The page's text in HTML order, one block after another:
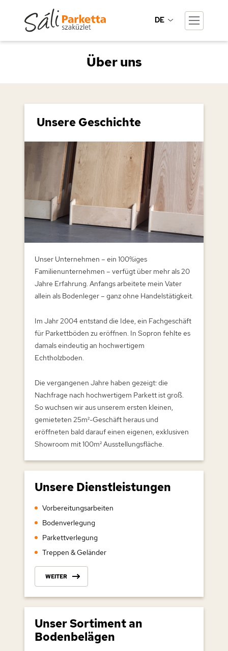
DE
Über uns
Unsere Geschichte
Unser Unternehmen – ein 100%iges
Familienunternehmen – verfügt über mehr als 20
Jahre Erfahrung. Anfangs arbeitete mein Vater
allein als Bodenleger – ganz ohne Handelstätigkeit.
Im Jahr 2004 entstand die Idee, ein Fachgeschäft
für Parkettböden zu eröffnen. In Sopron fehlte es
damals eindeutig an hochwertigem
Echtholzboden.
Die vergangenen Jahre haben gezeigt: die
Nachfrage nach hochwertigem Parkett ist groß.
So wuchsen wir aus unserem ersten kleinen,
gemieteten 25m²-Geschäft heraus und
eröffneten bald darauf einen eigenen, exklusiven
Showroom mit 100m² Ausstellungsfläche.
Unsere Dienstleistungen
Vorbereitungsarbeiten
Bodenverlegung
Parkettverlegung
Treppen & Geländer
WEITER
Unser Sortiment an
Bodenbelägen